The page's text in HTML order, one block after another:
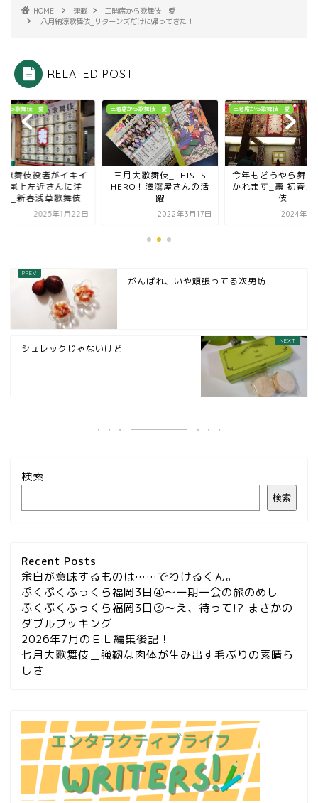
HOME 連載
三階席から歌舞伎・愛
八月納涼歌舞伎_リターンズだけに帰ってきた！
RELATED POST
から歌舞伎・愛
歌舞伎役者がイキイ
尾上左近さんに注
_新春浅草歌舞伎
2025年1月22日
三階席から歌舞伎・愛
三月大歌舞伎_THIS IS
HERO！澤瀉屋さんの活
躍
2022年3月17日
三階席から歌舞伎・愛
今年もどうやら舞踊
かれます_壽 初春大
伎
2024年1
がんばれ、いや頑張ってる次男坊
シュレックじゃないけど
検索
検索
Recent Posts
余白が意味するものは……でわけるくん。
ぷくぷくふっくら福岡3日④～一期一会の旅のめし
ぷくぷくふっくら福岡3日③～え、待って!? まさかの
ダブルブッキング
2026年7月のＥＬ編集後記！
七月大歌舞伎＿強靭な肉体が生み出す毛ぶりの素晴ら
しさ